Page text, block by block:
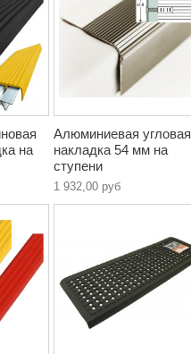
на
Алюминиевая угловая
накладка 54 мм на
ступени
1 932,00 руб